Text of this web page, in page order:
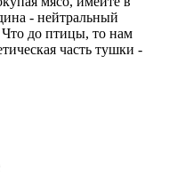
- нейтральный
до птицы, то нам
часть тушки -